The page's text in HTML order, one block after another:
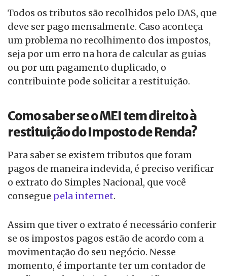
Todos os tributos são recolhidos pelo DAS, que
deve ser pago mensalmente. Caso aconteça
um problema no recolhimento dos impostos,
seja por um erro na hora de calcular as guias
ou por um pagamento duplicado, o
contribuinte pode solicitar a restituição.
Como saber se o MEI tem direito à
restituição do Imposto de Renda?
Para saber se existem tributos que foram
pagos de maneira indevida, é preciso verificar
o extrato do Simples Nacional, que você
consegue pela internet.
Assim que tiver o extrato é necessário conferir
se os impostos pagos estão de acordo com a
movimentação do seu negócio. Nesse
momento, é importante ter um contador de